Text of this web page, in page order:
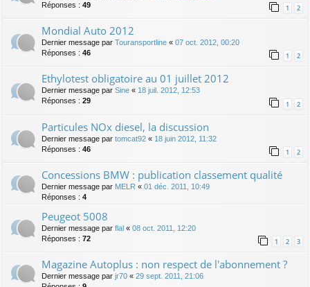
Réponses : 49 1 2
Mondial Auto 2012
Dernier message par Touransportline « 07 oct. 2012, 00:20
Réponses : 46 1 2
Ethylotest obligatoire au 01 juillet 2012
Dernier message par Sine « 18 juil. 2012, 12:53
Réponses : 29 1 2
Particules NOx diesel, la discussion
Dernier message par tomcat92 « 18 juin 2012, 11:32
Réponses : 46 1 2
Concessions BMW : publication classement qualité
Dernier message par MELR « 01 déc. 2011, 10:49
Réponses : 4
Peugeot 5008
Dernier message par flal « 08 oct. 2011, 12:20
Réponses : 72 1 2 3
Magazine Autoplus : non respect de l'abonnement ?
Dernier message par jr70 « 29 sept. 2011, 21:06